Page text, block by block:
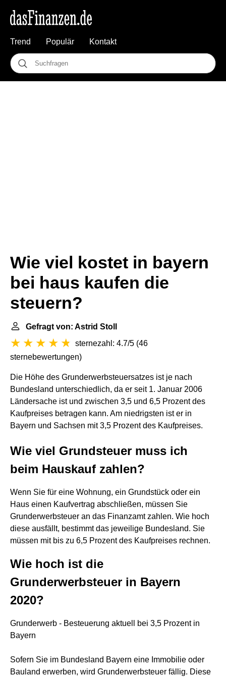
Trend Populär Kontakt
Wie viel kostet in bayern
bei haus kaufen die
steuern?
Gefragt von: Astrid Stoll
sternezahl: 4.7/5 (46
sternebewertungen)
Die Höhe des Grunderwerbsteuersatzes ist je nach
Bundesland unterschiedlich, da er seit 1. Januar 2006
Ländersache ist und zwischen 3,5 und 6,5 Prozent des
Kaufpreises betragen kann. Am niedrigsten ist er in
Bayern und Sachsen mit 3,5 Prozent des Kaufpreises.
Wie viel Grundsteuer muss ich
beim Hauskauf zahlen?
Wenn Sie für eine Wohnung, ein Grundstück oder ein
Haus einen Kaufvertrag abschließen, müssen Sie
Grunderwerbsteuer an das Finanzamt zahlen. Wie hoch
diese ausfällt, bestimmt das jeweilige Bundesland. Sie
müssen mit bis zu 6,5 Prozent des Kaufpreises rechnen.
Wie hoch ist die
Grunderwerbsteuer in Bayern
2020?
Grunderwerb - Besteuerung aktuell bei 3,5 Prozent in
Bayern
Sofern Sie im Bundesland Bayern eine Immobilie oder
Bauland erwerben, wird Grunderwerbsteuer fällig. Diese